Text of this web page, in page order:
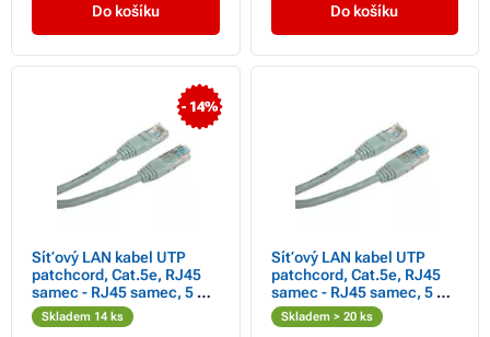
Do košíku Do košíku
- 14%
Síťový LAN kabel UTP
patchcord, Cat.5e, RJ45
samec - RJ45 samec, 5 m,
nestíněný, šedý, Logo
blistr
Skladem 14 ks
Síťový LAN kabel UTP
patchcord, Cat.5e, RJ45
samec - RJ45 samec, 5 m,
nestíněný, šedý, economy
Skladem > 20 ks